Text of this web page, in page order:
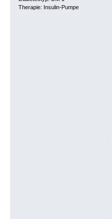
Therapie: Insulin-Pumpe